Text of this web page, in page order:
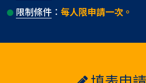
限制條件 ： 每人限申請一次。